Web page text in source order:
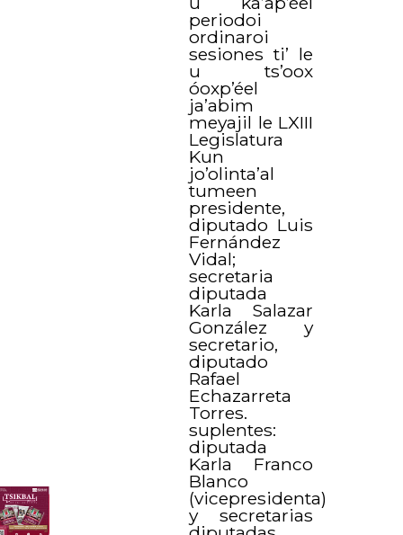
periodoi
ordinaroi
sesiones ti’ le
u ts’oox
óoxp’éel
ja’abim
meyajil le LXIII
Legislatura
Kun
jo’olinta’al
tumeen
presidente,
diputado Luis
Fernández
Vidal;
secretaria
diputada
Karla Salazar
González y
secretario,
diputado
Rafael
Echazarreta
Torres.
suplentes:
diputada
Karla Franco
Blanco
(vicepresidenta)
y secretarias